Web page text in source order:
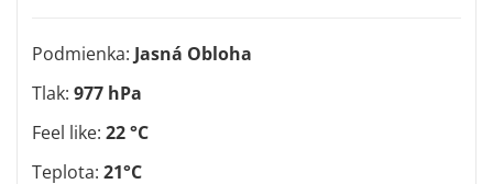
Podmienka: Jasná Obloha
Tlak: 977 hPa
Feel like: 22 °C
Teplota: 21°C